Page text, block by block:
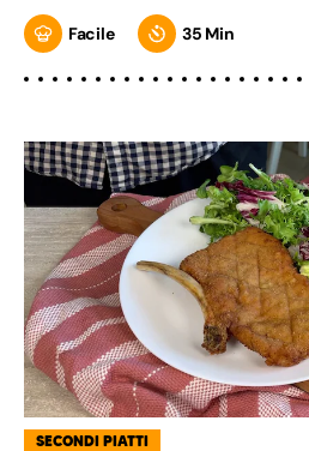
Facile 35 Min
SECONDI PIATTI